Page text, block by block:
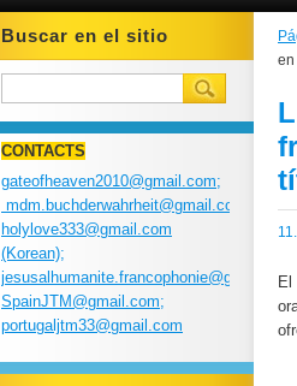
en
El
Buscar en el sitio
CONTACTS
gateofheaven2010@gmail.com;
mdm.buchderwahrheit@gmail.com;
holylove333@gmail.com
(Korean);
SpainJTM@gmail.com;
portugaljtm33@gmail.com